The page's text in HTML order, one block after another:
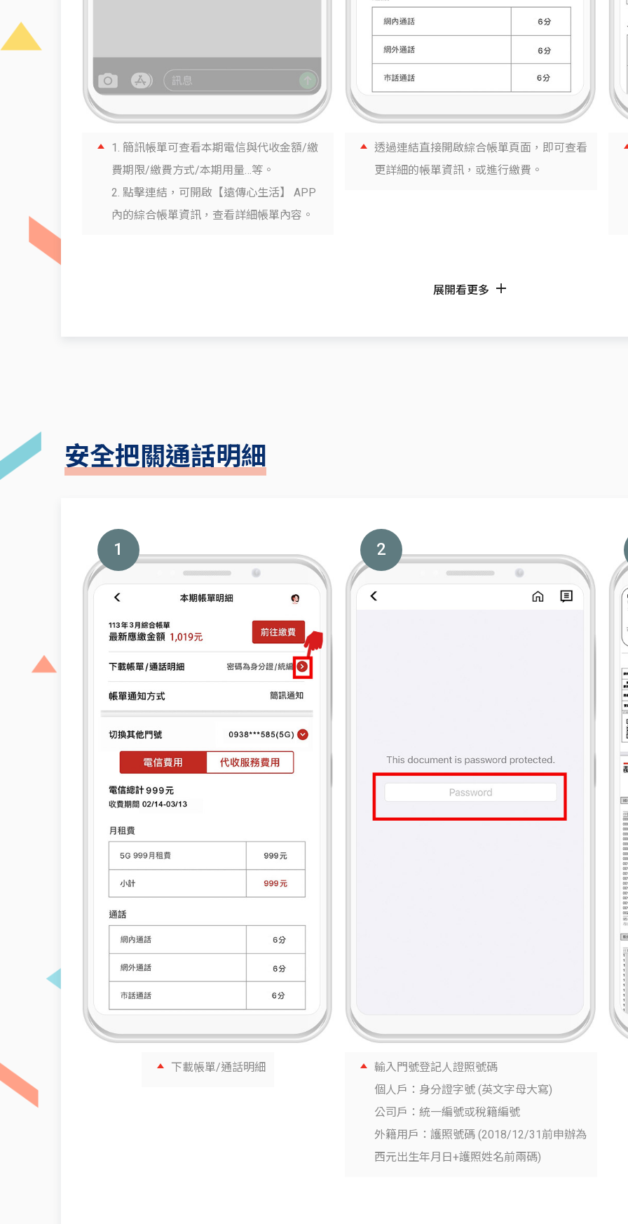
1. 簡訊帳單可查看本期電信與代收金額/繳
費期限/繳費方式/本期用量…等。
2. 點擊連結，可開啟【遠傳心生活】 APP
內的綜合帳單資訊，查看詳細帳單內容。
透過連結直接開啟綜合帳單頁面，即可查看
更詳細的帳單資訊，或進行繳費。
展開看更多
安全把關通話明細
1
下載帳單/通話明細
2
輸入門號登記人證照號碼
個人戶：身分證字號 (英文字母大寫)
公司戶：統一編號或稅籍編號
外籍用戶：護照號碼 (2018/12/31前申辦為
西元出生年月日+護照姓名前兩碼)